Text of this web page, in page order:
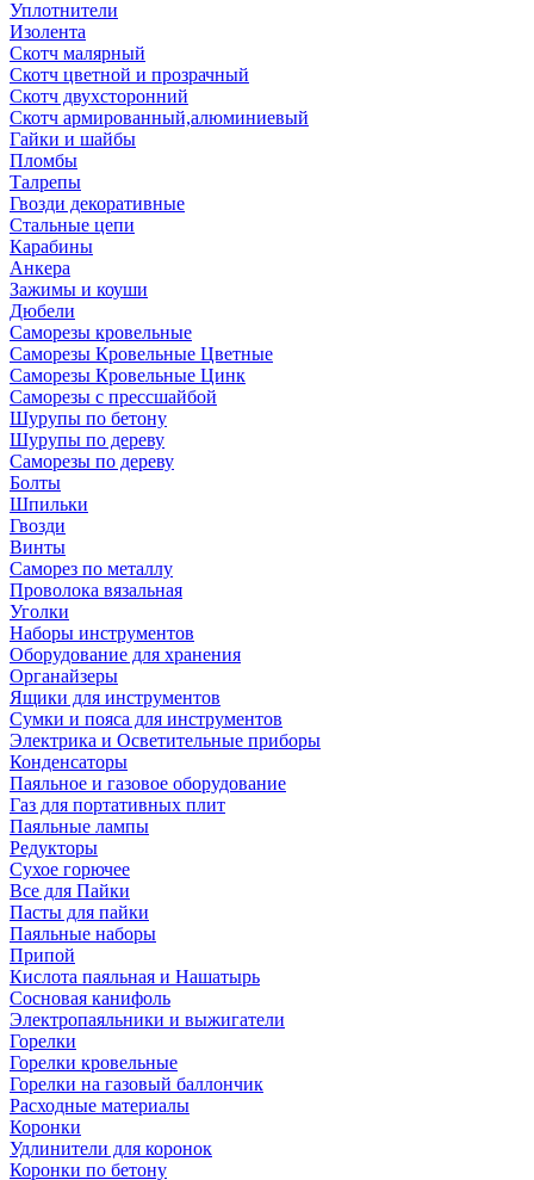
Уплотнители
Изолента
Скотч малярный
Скотч цветной и прозрачный
Скотч двухсторонний
Скотч армированный,алюминиевый
Гайки и шайбы
Пломбы
Талрепы
Гвозди декоративные
Стальные цепи
Карабины
Анкера
Зажимы и коуши
Дюбели
Саморезы кровельные
Саморезы Кровельные Цветные
Саморезы Кровельные Цинк
Саморезы с прессшайбой
Шурупы по бетону
Шурупы по дереву
Саморезы по дереву
Болты
Шпильки
Гвозди
Винты
Саморез по металлу
Проволока вязальная
Уголки
Наборы инструментов
Оборудование для хранения
Органайзеры
Ящики для инструментов
Сумки и пояса для инструментов
Электрика и Осветительные приборы
Конденсаторы
Паяльное и газовое оборудование
Газ для портативных плит
Паяльные лампы
Редукторы
Сухое горючее
Все для Пайки
Пасты для пайки
Паяльные наборы
Припой
Кислота паяльная и Нашатырь
Сосновая канифоль
Электропаяльники и выжигатели
Горелки
Горелки кровельные
Горелки на газовый баллончик
Расходные материалы
Коронки
Удлинители для коронок
Коронки по бетону